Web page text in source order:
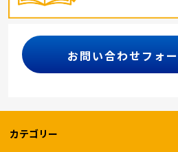
お問い合わせフォ
カテゴリー